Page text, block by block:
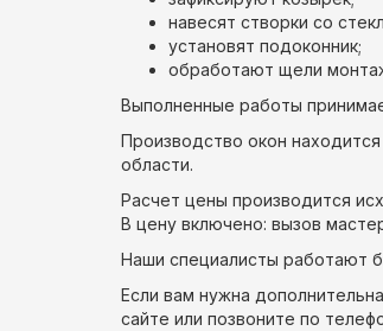
навесят створки со
установят подоконник;
обработают щели
Выполненные работы
Производство окон
области.
Расчет цены производится
В цену включено: вызов
Наши специалисты работают
Если вам нужна
сайте или позвоните по